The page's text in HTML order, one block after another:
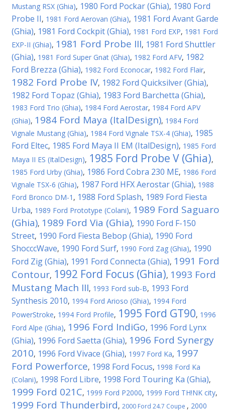
Mustang RSX (Ghia), 1980 Ford Pockar (Ghia), 1980 Ford
Probe II, 1981 Ford Aerovan (Ghia), 1981 Ford Avant Garde
(Ghia), 1981 Ford Cockpit (Ghia), 1981 Ford EXP, 1981 Ford
EXP-II (Ghia), 1981 Ford Probe III, 1981 Ford Shuttler
(Ghia), 1981 Ford Super Gnat (Ghia), 1982 Ford AFV, 1982
Ford Brezza (Ghia), 1982 Ford Econocar, 1982 Ford Flair,
1982 Ford Probe IV, 1982 Ford Quicksilver (Ghia),
1982 Ford Topaz (Ghia), 1983 Ford Barchetta (Ghia),
1983 Ford Trio (Ghia), 1984 Ford Aerostar, 1984 Ford APV
(Ghia), 1984 Ford Maya (ItalDesign), 1984 Ford
Vignale Mustang (Ghia), 1984 Ford Vignale TSX-4 (Ghia), 1985
Ford Eltec, 1985 Ford Maya II EM (ItalDesign), 1985 Ford
Maya II ES (ItalDesign), 1985 Ford Probe V (Ghia),
1985 Ford Urby (Ghia), 1986 Ford Cobra 230 ME, 1986 Ford
Vignale TSX-6 (Ghia), 1987 Ford HFX Aerostar (Ghia), 1988
Ford Bronco DM-1 , 1988 Ford Splash, 1989 Ford Fiesta
Urba, 1989 Ford Prototype (Colani), 1989 Ford Saguaro
(Ghia), 1989 Ford Via (Ghia), 1990 Ford F-150
Street, 1990 Ford Fiesta Bebop (Ghia), 1990 Ford
ShocccWave, 1990 Ford Surf, 1990 Ford Zag (Ghia), 1990
Ford Zig (Ghia), 1991 Ford Connecta (Ghia), 1991 Ford
Contour, 1992 Ford Focus (Ghia), 1993 Ford
Mustang Mach III, 1993 Ford sub-B, 1993 Ford
Synthesis 2010, 1994 Ford Arioso (Ghia), 1994 Ford
PowerStroke, 1994 Ford Profile, 1995 Ford GT90, 1996
Ford Alpe (Ghia), 1996 Ford IndiGo, 1996 Ford Lynx
(Ghia), 1996 Ford Saetta (Ghia), 1996 Ford Synergy
2010, 1996 Ford Vivace (Ghia), 1997 Ford Ka, 1997
Ford Powerforce, 1998 Ford Focus, 1998 Ford Ka
(Colani), 1998 Ford Libre, 1998 Ford Touring Ka (Ghia),
1999 Ford 021C, 1999 Ford P2000, 1999 Ford TH!NK city,
1999 Ford Thunderbird, 2000 Ford 24.7 Coupe , 2000